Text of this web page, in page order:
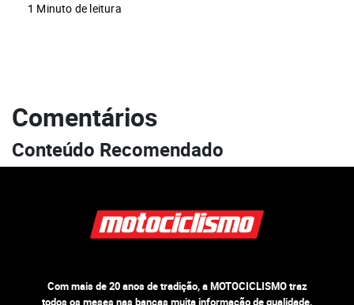
1 Minuto de leitura
Comentários
Conteúdo Recomendado
Com mais de 20 anos de tradição, a MOTOCICLISMO traz
todos os meses nas bancas muita informação de qualidade,